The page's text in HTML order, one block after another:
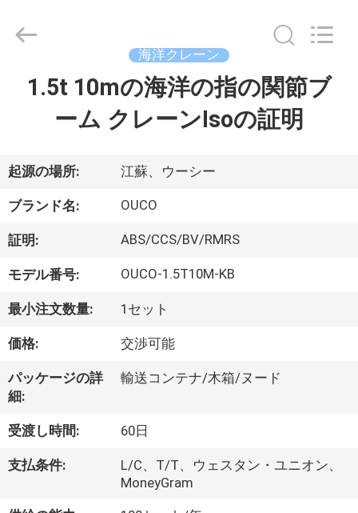
製
品
ビ
デ
VR
シ
ョ
ー
2020
INTERNATIONAL
海洋クレーン
1.5t 10mの海洋の指の関節ブ
ーム クレーンIsoの証明
起源の場所: 江蘇、ウーシー
ブランド名: OUCO
証明: ABS/CCS/BV/RMRS
モデル番号: OUCO-1.5T10M-KB
最小注文数量: 1セット
価格: 交渉可能
パッケージの詳
細:
輸送コンテナ/木箱/ヌード
受渡し時間: 60日
支払条件:
L/C、T/T、ウェスタン・ユニオン、
MoneyGram